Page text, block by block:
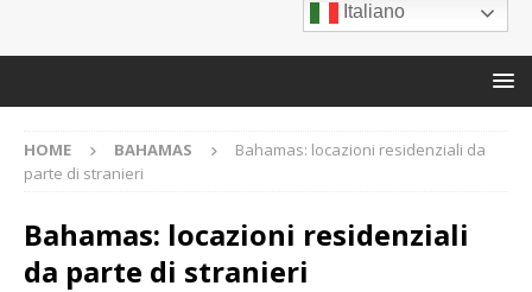
Italiano
HOME BAHAMAS
Bahamas: locazioni residenziali da
parte di stranieri
Bahamas: locazioni residenziali
da parte di stranieri